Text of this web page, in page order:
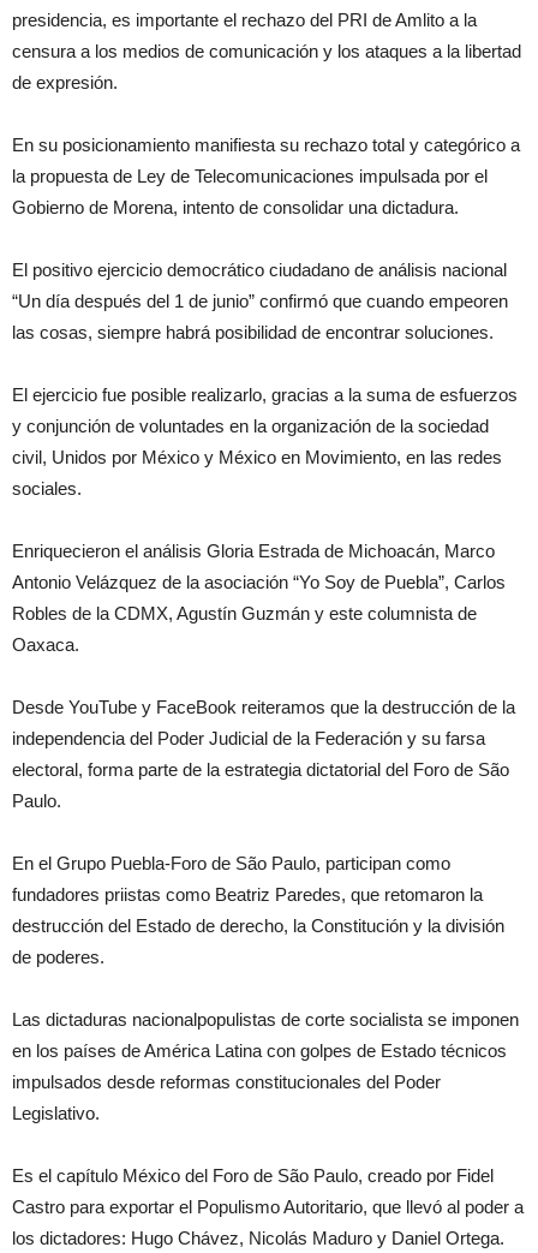
presidencia, es importante el rechazo del PRI deAmlito a la
censura a los medios de comunicación y los ataques a la libertad
de expresión.
En su posicionamiento manifiesta su rechazo total y categórico a
la propuesta de Ley de Telecomunicaciones impulsada por el
Gobierno de Morena, intento de consolidar una dictadura.
El positivo ejercicio democrático ciudadano de análisis nacional
“Un día después del 1 de junio” confirmó que cuando empeoren
las cosas, siempre habrá posibilidad de encontrar soluciones.
El ejercicio fue posible realizarlo, gracias a la suma de esfuerzos
y conjunción de voluntades en la organización de la sociedad
civil, Unidos por México y México en Movimiento, en las redes
sociales.
Enriquecieron el análisis Gloria Estrada de Michoacán, Marco
Antonio Velázquez de la asociación “Yo Soy de Puebla”, Carlos
Robles de la CDMX, Agustín Guzmán y este columnista de
Oaxaca.
Desde YouTube y FaceBook reiteramos que la destrucción de la
independencia del Poder Judicial de la Federación y su farsa
electoral, forma parte de la estrategia dictatorial del Foro de São
Paulo.
En el Grupo Puebla-Foro de São Paulo, participan como
fundadores priistas como Beatriz Paredes, que retomaron la
destrucción del Estado de derecho, la Constitución y la división
de poderes.
Las dictaduras nacionalpopulistas de corte socialista se imponen
en los países de América Latina con golpes de Estado técnicos
impulsados desde reformas constitucionales del Poder
Legislativo.
Es el capítulo México del Foro de São Paulo, creado por Fidel
Castro para exportar el Populismo Autoritario, que llevó al poder a
los dictadores: Hugo Chávez, Nicolás Maduro y Daniel Ortega.